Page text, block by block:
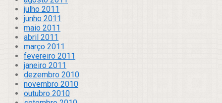
julho 2011
junho 2011
maio 2011
abril 2011
março 2011
fevereiro 2011
janeiro 2011
dezembro 2010
novembro 2010
outubro 2010